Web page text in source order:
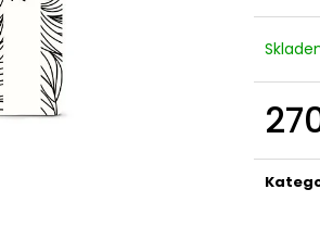
cena:
LÁHEV NA PITÍ KIDS FUN
Kč